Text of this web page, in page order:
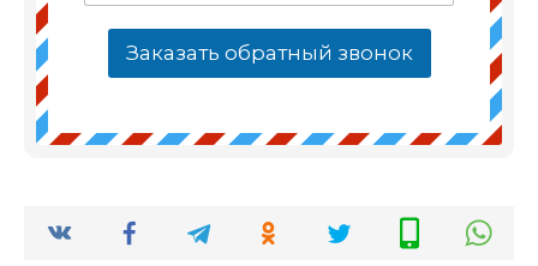
Заказать обратный звонок